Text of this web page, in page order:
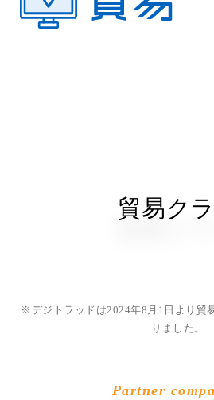
※デジトラッドは2024年8月1日より貿
りました。
Partner